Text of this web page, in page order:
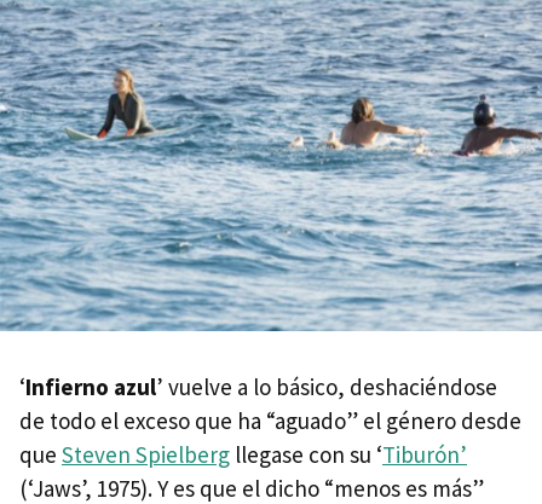
‘Infierno azul’ vuelve a lo básico, deshaciéndose
de todo el exceso que ha “aguado” el género desde
que Steven Spielberg llegase con su ‘Tiburón’
(‘Jaws’, 1975). Y es que el dicho “menos es más”